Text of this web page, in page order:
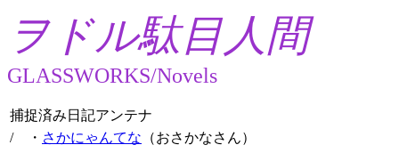
ヲドル駄目人間
GLASSWORKS/Novels
捕捉済み日記アンテナ
/ ・ さかにゃんてな （おさかなさん）